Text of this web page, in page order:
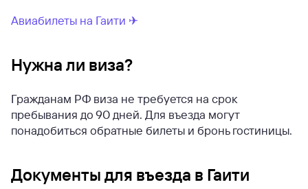
Авиабилеты на Гаити ✈
Нужна ли виза?
Гражданам РФ виза не требуется на срок
пребывания до 90 дней. Для въезда могут
понадобиться обратные билеты и бронь гостиницы.
Документы для въезда в Гаити